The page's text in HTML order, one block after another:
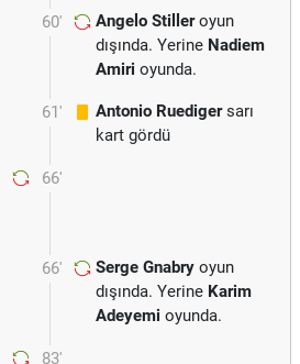
60' Angelo Stilleroyun
dışında. Yerine Nadiem
Amiri oyunda.
61' Antonio Ruedigersarı
kart gördü
66'
66' Serge Gnabry oyun
dışında. Yerine Karim
Adeyemi oyunda.
83'